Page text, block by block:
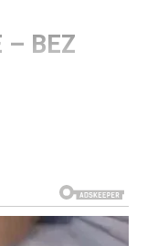
– BEZ
dan unutrašnje
postaviti
bez dramatike,